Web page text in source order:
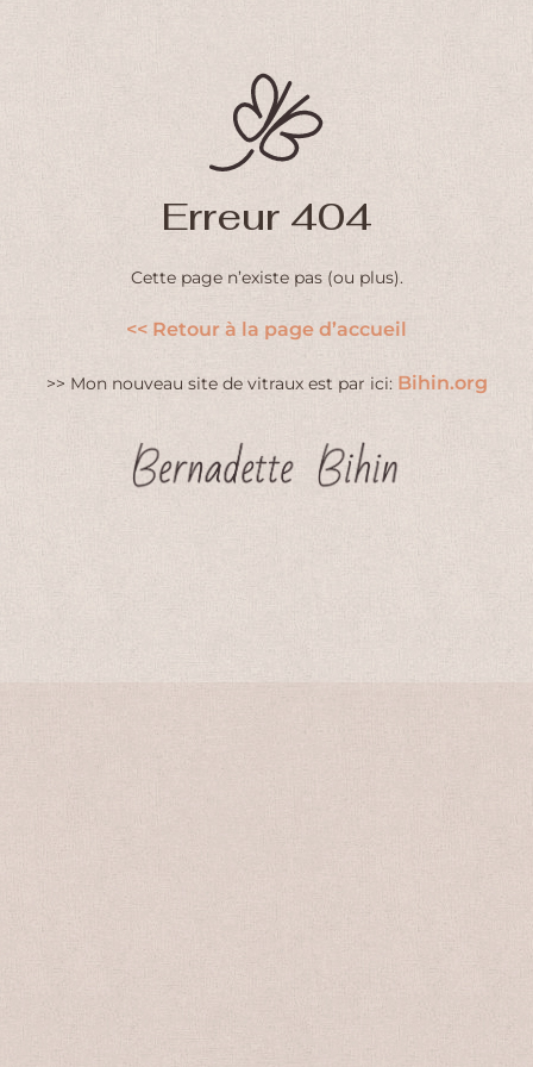
Erreur 404
Cette page n’existe pas (ou plus).
<< Retour à la page d’accueil
>> Mon nouveau site de vitraux est par ici: Bihin.org